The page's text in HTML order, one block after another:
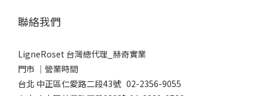
聯絡我們
LigneRoset 台灣總代理_赫奇實業
門市 │營業時間
台北 中正區仁愛路二段43號 02-2356-9055